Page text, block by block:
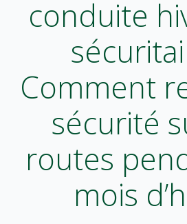
conduite
Comment
sécurité
routes
mois